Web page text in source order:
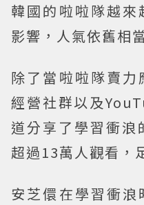
韓國的啦啦隊越
影響，人氣依舊相
除了當啦啦隊賣
經營社群以及
道分享了學習衝浪
超過13萬人觀看，
安芝儇在學習衝